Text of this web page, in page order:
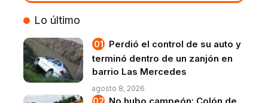
VIVO
Lo último
Perdió el control de su auto y
terminó dentro de un zanjón en
barrio Las Mercedes
agosto 8, 2026